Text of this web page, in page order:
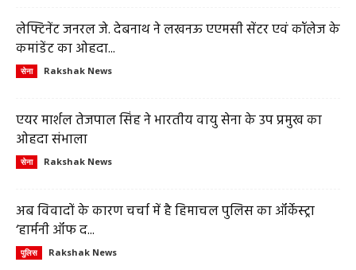
लेफ्टिनेंट जनरल जे. देबनाथ ने लखनऊ एएमसी सेंटर एवं कॉलेज के
कमांडेंट का ओहदा...
सेना Rakshak News
एयर मार्शल तेजपाल सिंह ने भारतीय वायु सेना के उप प्रमुख का
ओहदा संभाला
सेना Rakshak News
अब विवादों के कारण चर्चा में है हिमाचल पुलिस का ऑर्केस्ट्रा
‘हार्मनी ऑफ द...
पुलिस Rakshak News